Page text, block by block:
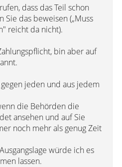
dass das Teil schon
Sie das beweisen („Muss
reicht da nicht).
bin aber auf
jeden und aus jedem
die Behörden die
ansehen und auf Sie
noch mehr als genug Zeit
würde ich es
lassen.